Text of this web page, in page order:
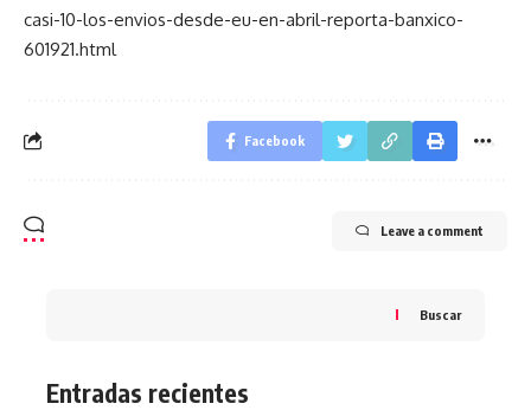
casi-10-los-envios-desde-eu-en-abril-reporta-banxico-
601921.html
Facebook
Leave a comment
Buscar
Entradas recientes